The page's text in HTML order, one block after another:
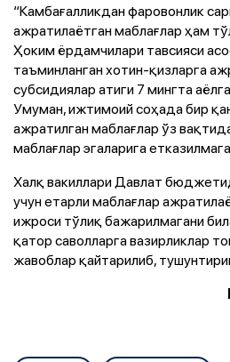
“Камбағалликдан фаровонлик
ажратилаётган маблағлар ҳам
Ҳоким ёрдамчилари тавсияси
таъминланган хотин-қизларга
субсидиялар атиги 7 мингта
Умуман, ижтимоий соҳада бир
ажратилган маблағлар ўз
маблағлар эгаларига
Халқ вакиллари Давлат
учун етарли маблағлар
ижроси тўлиқ бажарилмагани
қатор саволларга вазирликлар
жавоблар қайтарилиб,